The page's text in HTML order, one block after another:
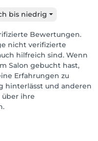
bis niedrig
Bewertungen.
nicht verifizierte
hilfreich sind. Wenn
Salon gebucht hast,
Erfahrungen zu
hinterlässt und anderen
ihre